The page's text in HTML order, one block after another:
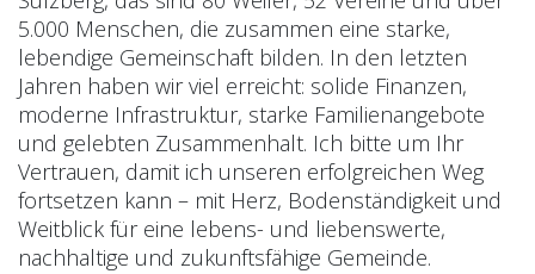
5.000 Menschen, die zusammen eine starke,
lebendige Gemeinschaft bilden. In den letzten
Jahren haben wir viel erreicht: solide Finanzen,
moderne Infrastruktur, starke Familienangebote
und gelebten Zusammenhalt. Ich bitte um Ihr
Vertrauen, damit ich unseren erfolgreichen Weg
fortsetzen kann – mit Herz, Bodenständigkeit und
Weitblick für eine lebens- und liebenswerte,
nachhaltige und zukunftsfähige Gemeinde.